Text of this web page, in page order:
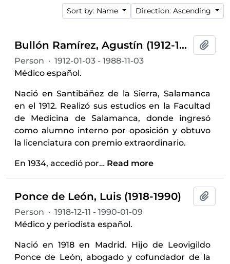
Sort by: Name Direction: Ascending
Bullón Ramírez, Agustín (1912-1988)
Person · 1912-01-03 - 1988-11-03
Médico español.
Nació en Santibáñez de la Sierra, Salamanca
en el 1912. Realizó sus estudios en la Facultad
de Medicina de Salamanca, donde ingresó
como alumno interno por oposición y obtuvo
la licenciatura con premio extraordinario.
En 1934, accedió por… Read more
Ponce de León, Luis (1918-1990)
Person · 1918-12-11 - 1990-01-09
Médico y periodista español.
Nació en 1918 en Madrid. Hijo de Leovigildo
Ponce de León, abogado y cofundador de la